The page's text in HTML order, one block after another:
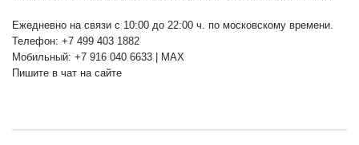
Ежедневно на связи с 10:00 до 22:00 ч. по московскому времени.
Телефон: +7 499 403 1882
Мобильный: +7 916 040 6633 | MAX
Пишите в чат на сайте